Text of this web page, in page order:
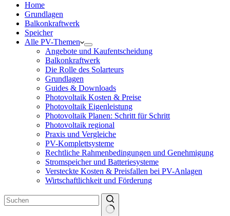
Home
Grundlagen
Balkonkraftwerk
Speicher
Alle PV-Themen
Angebote und Kaufentscheidung
Balkonkraftwerk
Die Rolle des Solarteurs
Grundlagen
Guides & Downloads
Photovoltaik Kosten & Preise
Photovoltaik Eigenleistung
Photovoltaik Planen: Schritt für Schritt
Photovoltaik regional
Praxis und Vergleiche
PV-Komplettsysteme
Rechtliche Rahmenbedingungen und Genehmigung
Stromspeicher und Batteriesysteme
Versteckte Kosten & Preisfallen bei PV-Anlagen
Wirtschaftlichkeit und Förderung